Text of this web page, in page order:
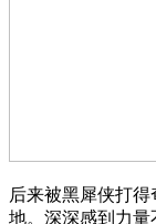
后来被黑犀侠打
地。深深感到力